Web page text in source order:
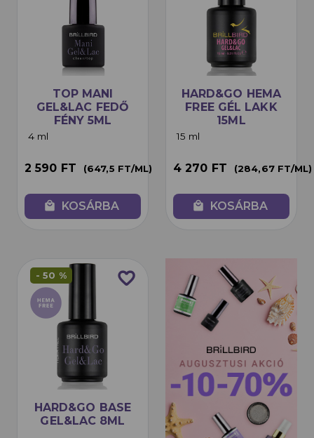
TOP MANI
GEL&LAC FEDŐ
FÉNY 5ML
4 ml
2 590 FT (647,5 FT/ML)
local_mall KOSÁRBA
HARD&GO HEMA
FREE GÉL LAKK
15ML
15 ml
4 270 FT (284,67 FT/ML)
local_mall KOSÁRBA
favorite_border
- 50 %
HARD&GO BASE
GEL&LAC 8ML